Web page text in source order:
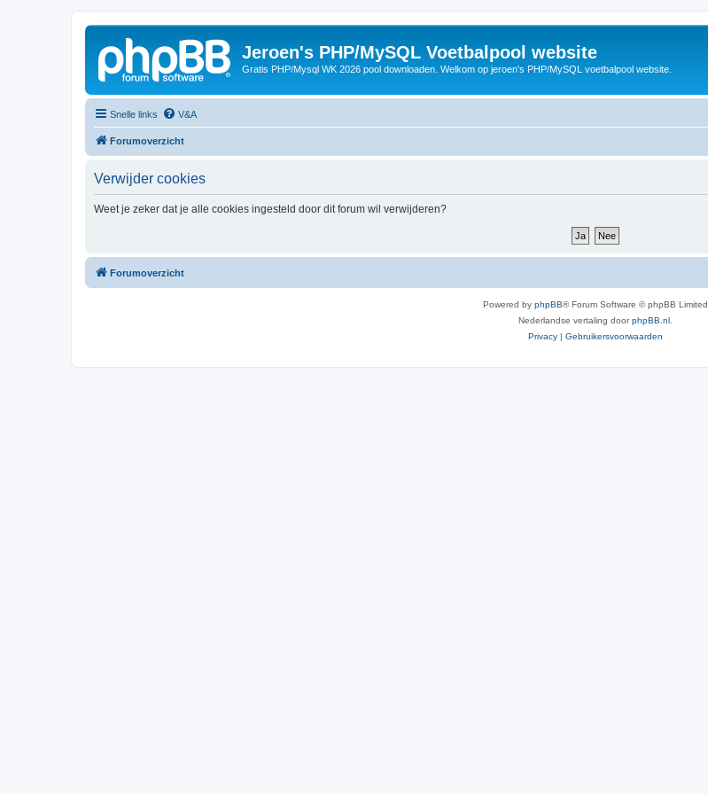
Jeroen's PHP/MySQL Voetbalpool website
Gratis PHP/Mysql WK 2026 pool downloaden. Welkom op jeroen's PHP/MySQL voetbalpool website.
Snelle links V&A
Forumoverzicht
Verwijder cookies
Weet je zeker dat je alle cookies ingesteld door dit forum wil verwijderen?
Forumoverzicht
Powered by phpBB® Forum Software © phpBB Limited
Nederlandse vertaling doorphpBB.nl
Privacy | Gebruikersvoorwaarden